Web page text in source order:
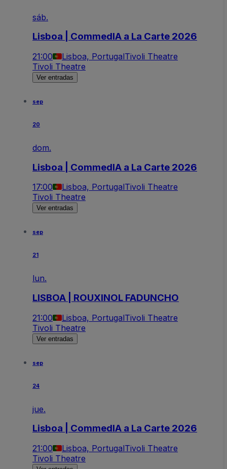
sáb.
Lisboa | CommedIA a La Carte 2026
21:00 Lisboa, PortugalTivoli Theatre
Tivoli Theatre
Ver entradas
sep
20
dom.
Lisboa | CommedIA a La Carte 2026
17:00 Lisboa, PortugalTivoli Theatre
Tivoli Theatre
Ver entradas
sep
21
lun.
LISBOA | ROUXINOL FADUNCHO
21:00 Lisboa, PortugalTivoli Theatre
Tivoli Theatre
Ver entradas
sep
24
jue.
Lisboa | CommedIA a La Carte 2026
21:00 Lisboa, PortugalTivoli Theatre
Tivoli Theatre